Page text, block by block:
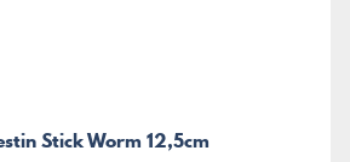
Stick Worm 12,5cm